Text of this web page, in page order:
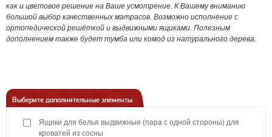
как и цветовое решение на Ваше усмотрение. К Вашему вниманию
большой выбор качественных матрасов. Возможно исполнение с
ортопедической решёткой и выдвижными ящиками. Полезным
дополнением также будет тумба или комод из натурального дерева.
Выберите дополнительные элементы
Ящики для белья выдвижные (пара с одной стороны) для
кроватей из сосны